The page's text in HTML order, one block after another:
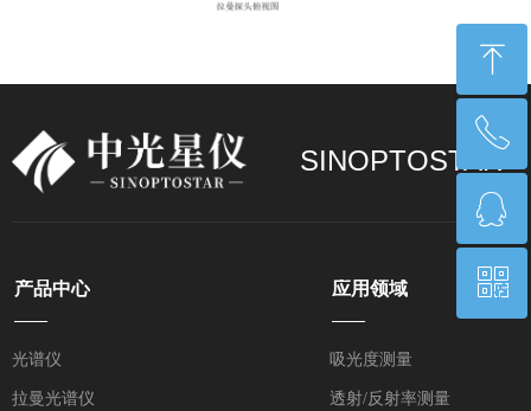
光谱仪
拉曼光谱仪
产品中心
——
吸光度测量
透射/反射率测量
应用领域
——
SINOPTOSTAR
ꁸ
回到顶部
ꂅ
17268550255
ꁗ
QQ客服
ꀥ